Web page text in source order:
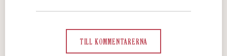
TILL KOMMENTARERNA